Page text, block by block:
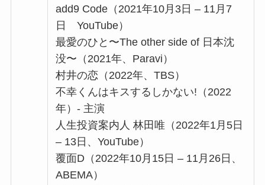
add9 Code（2021年10月3日 – 11月7
日 YouTube）
最愛のひと〜The other side of 日本沈
没〜（2021年、Paravi）
村井の恋（2022年、TBS）
不幸くんはキスするしかない!（2022
年）- 主演
人生投資案内人 林田唯（2022年1月5日
– 13日、YouTube）
覆面D（2022年10月15日 – 11月26日、
ABEMA）